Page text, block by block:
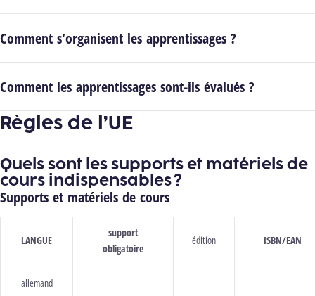
Comment s’organisent les apprentissages ?
Comment les apprentissages sont-ils évalués ?
Règles de l’UE
Quels sont les supports et matériels de
cours indispensables ?
Supports et matériels de cours
LANGUE
support
obligatoire
édition ISBN/EAN
allemand